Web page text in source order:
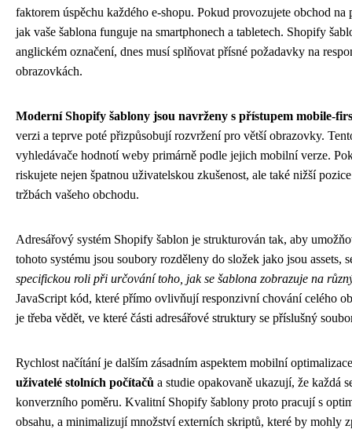
faktorem úspěchu každého e-shopu. Pokud provozujete obchod
jak vaše šablona funguje na smartphonech a tabletech. Shopify
anglickém označení, dnes musí splňovat přísné požadavky na
obrazovkách.
Moderní Shopify šablony jsou navrženy s přístupem mobile-
verzi a teprve poté přizpůsobují rozvržení pro větší obrazovky.
vyhledávače hodnotí weby primárně podle jejich mobilní verze.
riskujete nejen špatnou uživatelskou zkušenost, ale také nižší
tržbách vašeho obchodu.
Adresářový systém Shopify šablon je strukturován tak, aby
tohoto systému jsou soubory rozděleny do složek jako jsou assets,
specifickou roli při určování toho, jak se šablona zobrazuje na
JavaScript kód, které přímo ovlivňují responzivní chování celého
je třeba vědět, ve které části adresářové struktury se příslušný
Rychlost načítání je dalším zásadním aspektem mobilní
uživatelé stolních počítačů a studie opakovaně ukazují, že každá
konverzního poměru. Kvalitní Shopify šablony proto pracují s
obsahu, a minimalizují množství externích skriptů, které by mohly